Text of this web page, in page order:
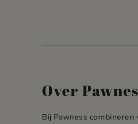
Over
Bij Pawness